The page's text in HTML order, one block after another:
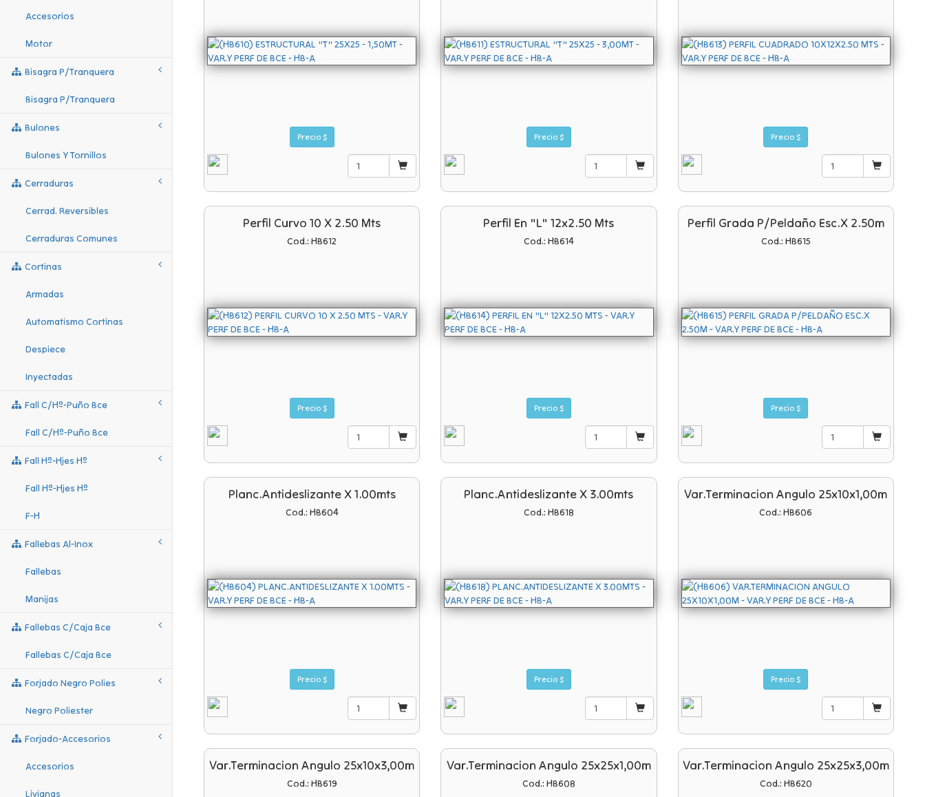
Accesorios
Motor
Bisagra P/tranquera
Bisagra P/tranquera
Bulones
Bulones Y Tornillos
Cerraduras
Cerrad. Reversibles
Cerraduras Comunes
Cortinas
Armadas
Automatismo Cortinas
Despiece
Inyectadas
Fall C/hº-Puño Bce
Fall C/hº-Puño Bce
Fall Hº-Hjes Hº
Fall Hº-Hjes Hº
F-H
Fallebas Al-Inox
Fallebas
Manijas
Fallebas C/caja Bce
Fallebas C/caja Bce
Forjado Negro Polies
Negro Poliester
Forjado-Accesorios
Accesorios
Livianas
Precio $ Precio $ Precio $
Perfil Curvo 10 X 2.50 Mts
Cod.: HB612
Precio $
Perfil En "l" 12x2.50 Mts
Cod.: HB614
Precio $
Perfil Grada P/peldaño Esc.x 2.50m
Cod.: HB615
Precio $
Planc.antideslizante X 1.00mts
Cod.: HB604
Precio $
Planc.antideslizante X 3.00mts
Cod.: HB618
Precio $
Var.terminacion Angulo 25x10x1,00m
Cod.: HB606
Precio $
Var.terminacion Angulo 25x10x3,00m
Cod.: HB619
Var.terminacion Angulo 25x25x1,00m
Cod.: HB608
Var.terminacion Angulo 25x25x3,00m
Cod.: HB620